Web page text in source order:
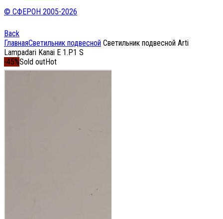
© СФЕРОН 2005-2026
Back
ГлавнаяСветильник подвесной Светильник подвесной Arti
Lampadari Kanai E 1.P1 S
-45%Sold outHot